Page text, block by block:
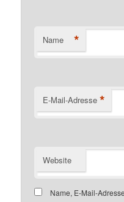
Name *
E-Mail-Adresse *
Website
Name, E-Mail-